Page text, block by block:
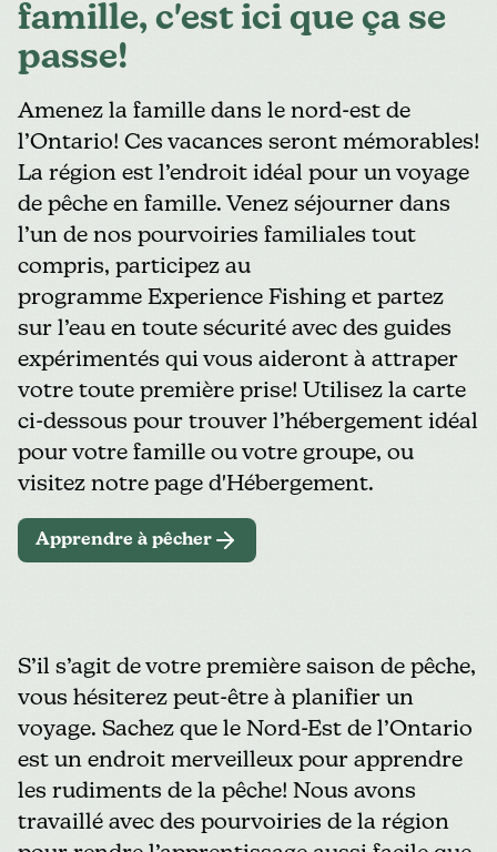
famille, c'est ici que ça se
passe!
Amenez la famille dans le nord-est de
l’Ontario! Ces vacances seront mémorables!
La région est l’endroit idéal pour un voyage
de pêche en famille. Venez séjourner dans
l’un de nos pourvoiries familiales tout
compris, participez au
programme Experience Fishing et partez
sur l’eau en toute sécurité avec des guides
expérimentés qui vous aideront à attraper
votre toute première prise! Utilisez la carte
ci-dessous pour trouver l’hébergement idéal
pour votre famille ou votre groupe, ou
visitez notre page d'Hébergement.
Apprendre à pêcher
S’il s’agit de votre première saison de pêche,
vous hésiterez peut-être à planifier un
voyage. Sachez que le Nord-Est de l’Ontario
est un endroit merveilleux pour apprendre
les rudiments de la pêche! Nous avons
travaillé avec des pourvoiries de la région